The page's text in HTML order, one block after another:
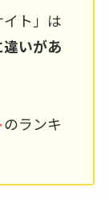
イト」は
いがあ
のランキ